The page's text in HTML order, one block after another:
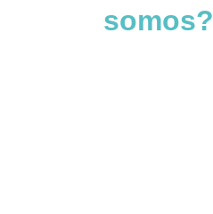
somos?